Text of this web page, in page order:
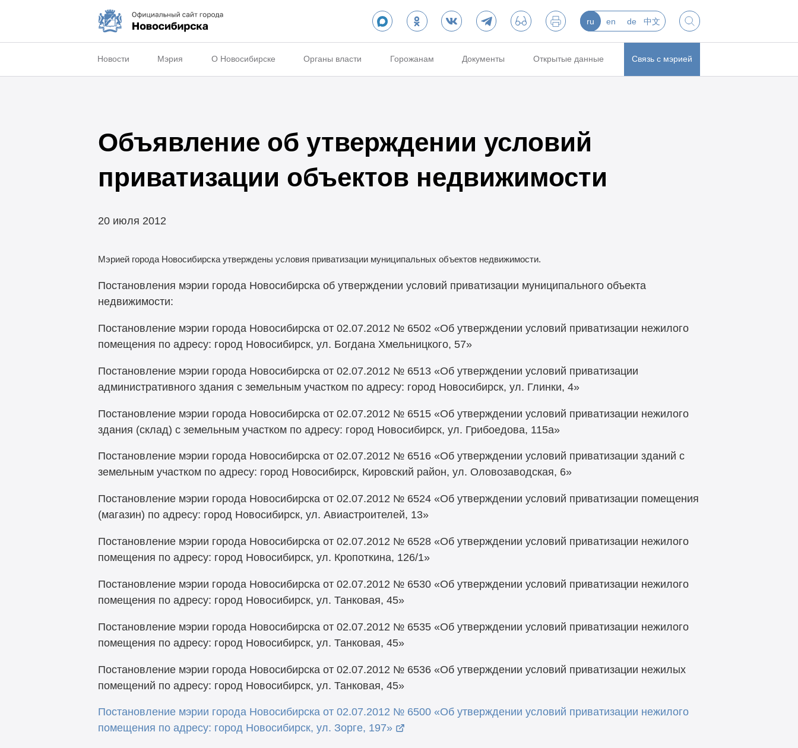
ru en de 中文
Новости Мэрия О Новосибирске Органы власти Горожанам Документы Открытые данные Связь с мэрией
Объявление об утверждении условий
приватизации объектов недвижимости
20 июля 2012
Мэрией города Новосибирска утверждены условия приватизации муниципальных объектов недвижимости.
Постановления мэрии города Новосибирска об утверждении условий приватизации муниципального объекта
недвижимости:
Постановление мэрии города Новосибирска от 02.07.2012 № 6502 «Об утверждении условий приватизации нежилого
помещения по адресу: город Новосибирск, ул. Богдана Хмельницкого, 57»
Постановление мэрии города Новосибирска от 02.07.2012 № 6513 «Об утверждении условий приватизации
административного здания с земельным участком по адресу: город Новосибирск, ул. Глинки, 4»
Постановление мэрии города Новосибирска от 02.07.2012 № 6515 «Об утверждении условий приватизации нежилого
здания (склад) с земельным участком по адресу: город Новосибирск, ул. Грибоедова, 115а»
Постановление мэрии города Новосибирска от 02.07.2012 № 6516 «Об утверждении условий приватизации зданий с
земельным участком по адресу: город Новосибирск, Кировский район, ул. Оловозаводская, 6»
Постановление мэрии города Новосибирска от 02.07.2012 № 6524 «Об утверждении условий приватизации помещения
(магазин) по адресу: город Новосибирск, ул. Авиастроителей, 13»
Постановление мэрии города Новосибирска от 02.07.2012 № 6528 «Об утверждении условий приватизации нежилого
помещения по адресу: город Новосибирск, ул. Кропоткина, 126/1»
Постановление мэрии города Новосибирска от 02.07.2012 № 6530 «Об утверждении условий приватизации нежилого
помещения по адресу: город Новосибирск, ул. Танковая, 45»
Постановление мэрии города Новосибирска от 02.07.2012 № 6535 «Об утверждении условий приватизации нежилого
помещения по адресу: город Новосибирск, ул. Танковая, 45»
Постановление мэрии города Новосибирска от 02.07.2012 № 6536 «Об утверждении условий приватизации нежилых
помещений по адресу: город Новосибирск, ул. Танковая, 45»
Постановление мэрии города Новосибирска от 02.07.2012 № 6500 «Об утверждении условий приватизации нежилого
помещения по адресу: город Новосибирск, ул. Зорге, 197»